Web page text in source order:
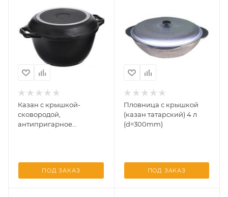
Казан с крышкой-
сковородой,
антипригарное
ПОД ЗАКАЗ
Пловница с крышкой
(казан татарский) 4 л
(d=300mm)
ПОД ЗАКАЗ